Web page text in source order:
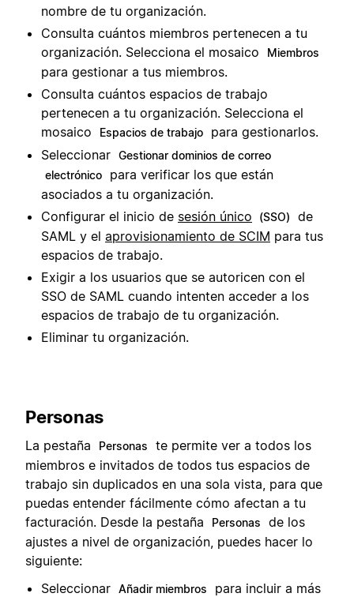
nombre de tu organización.
Consulta cuántos miembros pertenecen a tu
organización. Selecciona el mosaico
Miembros
para gestionar a tus miembros.
Consulta cuántos espacios de trabajo
pertenecen a tu organización. Selecciona el
mosaico
Espacios de trabajo
para gestionarlos.
Seleccionar Gestionar dominios de correo
electrónico
para verificar los que están
asociados a tu organización.
Configurar el inicio de sesión único (SSO)
de
SAML y el aprovisionamiento de SCIM para tus
espacios de trabajo.
Exigir a los usuarios que se autoricen con el
SSO de SAML cuando intenten acceder a los
espacios de trabajo de tu organización.
Eliminar tu organización.
Personas
La pestaña Personas
te permite ver a todos los
miembros e invitados de todos tus espacios de
trabajo sin duplicados en una sola vista, para que
puedas entender fácilmente cómo afectan a tu
facturación. Desde la pestaña
Personas
de los
ajustes a nivel de organización, puedes hacer lo
siguiente:
Seleccionar Añadir miembros
para incluir a más